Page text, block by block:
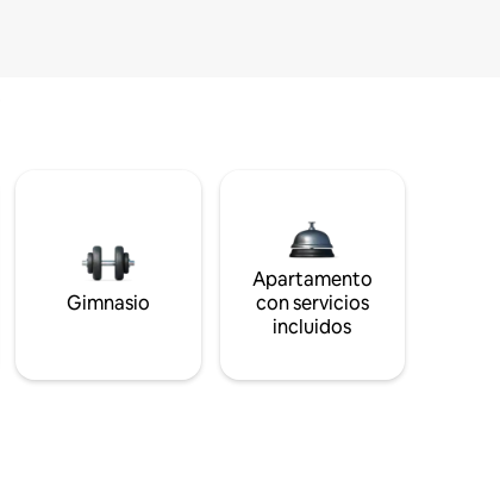
Gimnasio
Apartamento
con servicios
incluidos